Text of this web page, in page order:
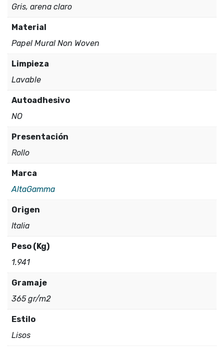
Gris, arena claro
Material
Papel Mural Non Woven
Limpieza
Lavable
Autoadhesivo
NO
Presentación
Rollo
Marca
AltaGamma
Origen
Italia
Peso (Kg)
1.941
Gramaje
365 gr/m2
Estilo
Lisos